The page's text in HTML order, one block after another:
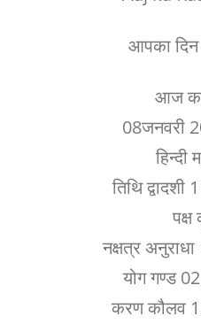
आपका
आज
08जनवरी
हिन्दी
तिथि
पक्ष
नक्षत्र
योग गण्ड
करण कौलव